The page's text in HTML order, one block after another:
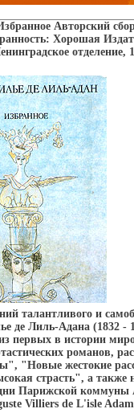
Авторский
Хорошая
отделение,
талантливого и
де Лиль-Адана (1832 -
первых в истории
романов,
"Новые жестокие
страсть", а также
Парижской коммуны
Villiers de L'isle